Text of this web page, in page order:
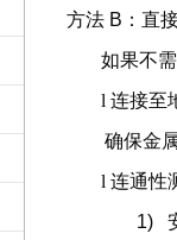
方法 B ：直
如果不
l 连接至
确保金
l 连通性
1)